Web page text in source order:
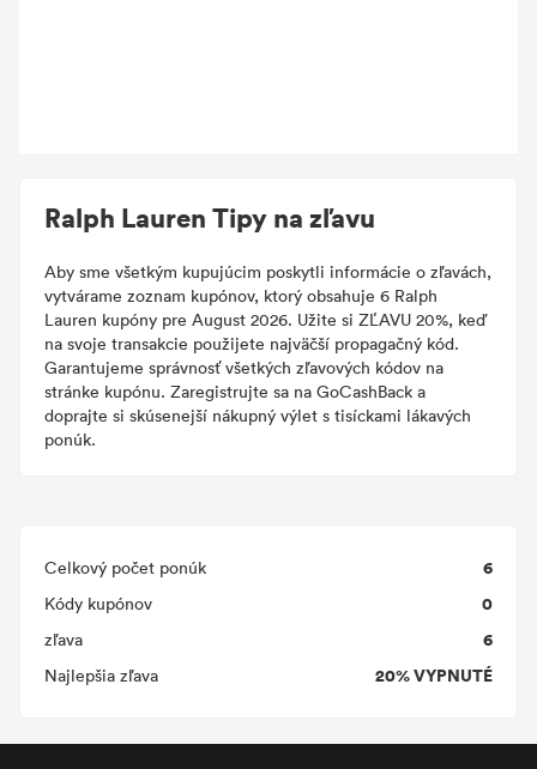
Ralph Lauren Tipy na zľavu
Aby sme všetkým kupujúcim poskytli informácie o zľavách,
vytvárame zoznam kupónov, ktorý obsahuje 6 Ralph
Lauren kupóny pre August 2026. Užite si ZĽAVU 20%, keď
na svoje transakcie použijete najväčší propagačný kód.
Garantujeme správnosť všetkých zľavových kódov na
stránke kupónu. Zaregistrujte sa na GoCashBack a
doprajte si skúsenejší nákupný výlet s tisíckami lákavých
ponúk.
Celkový počet ponúk 6
Kódy kupónov 0
zľava 6
Najlepšia zľava 20% VYPNUTÉ